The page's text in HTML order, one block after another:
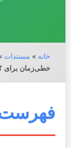
خانه » مستندات
خطی‌زمان برای BERT و فراتر از آن